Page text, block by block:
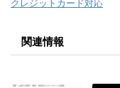
クレジットカード対応
関連情報